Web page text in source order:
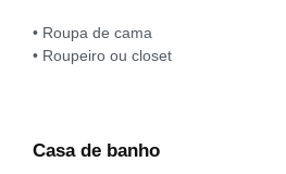
• Roupa de cama
• Roupeiro ou closet
Casa de banho